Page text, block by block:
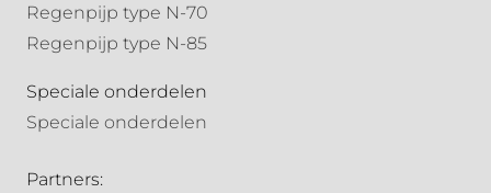
Regenpijp type N-70
Regenpijp type N-85
Speciale onderdelen
Speciale onderdelen
Partners: